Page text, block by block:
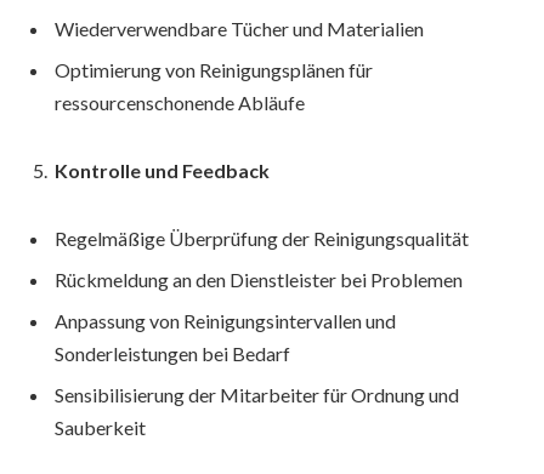
Wiederverwendbare Tücher und Materialien
Optimierung von Reinigungsplänen für
ressourcenschonende Abläufe
Kontrolle und Feedback
Regelmäßige Überprüfung der Reinigungsqualität
Rückmeldung an den Dienstleister bei Problemen
Anpassung von Reinigungsintervallen und
Sonderleistungen bei Bedarf
Sensibilisierung der Mitarbeiter für Ordnung und
Sauberkeit